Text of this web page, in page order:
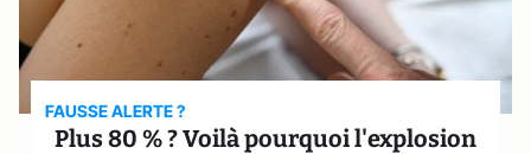
FAUSSE ALERTE ?
Plus 80 % ? Voilà pourquoi l'explosion